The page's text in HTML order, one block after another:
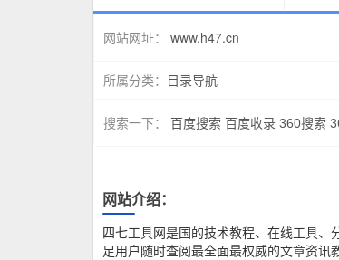
网站网址： www.h47.cn
所属分类： 目录导航
搜索一下： 百度搜索 百度收录 360搜索
网站介绍：
四七工具网是国的技术教程、在线工具
足用户随时查阅最全面最权威的文章资讯